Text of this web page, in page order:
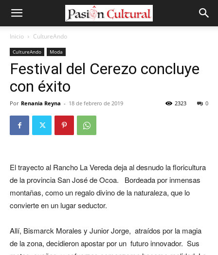
Inicio CultureAndo
CultureAndo Moda
Festival del Cerezo concluye
con éxito
Por Renania Reyna - 18 de febrero de 2019 0
2323
El trayecto al Rancho La Vereda deja al desnudo la floricultura
de la provincia San José de Ocoa. Bordeada por inmensas
montañas, como un regalo divino de la naturaleza, que lo
convierte en un lugar seductor.
Allí, Bismarck Morales y Junior Jorge, atraídos por la magia
de la zona, decidieron apostar por un futuro innovador. Sus